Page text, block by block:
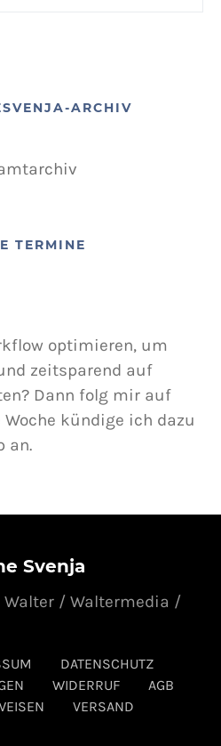
ARCHIV
TERMINE
optimieren, um
zeitsparend auf
Dann folg mir auf
kündige ich dazu
an.
Svenja
DATENSCHUTZ
WIDERRUF
AGB
VERSAND
Walter / Waltermedia /